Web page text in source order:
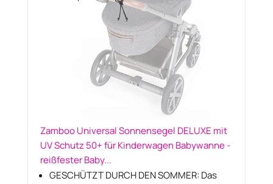
Zamboo Universal Sonnensegel DELUXE mit
UV Schutz 50+ für Kinderwagen Babywanne -
reißfester Baby...
GESCHÜTZT DURCH DEN SOMMER: Das